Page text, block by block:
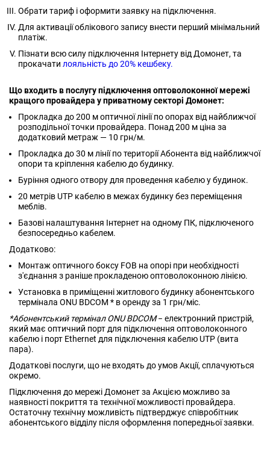
Обрати тариф і оформити заявку на підключення.
Для активації облікового запису внести перший мінімальний
платіж.
Пізнати всю силу підключення Інтернету від Домонет, та
прокачати лояльність до 20% кешбеку.
Що входить в послугу підключення оптоволоконної мережі
кращого провайдера у приватному секторі Домонет:
Прокладка до 200 м оптичної лінії по опорах від найближчої
розподільної точки провайдера. Понад 200 м ціна за
додатковий метраж — 10 грн/м.
Прокладка до 30 м лінії по території Абонента від найближчої
опори та кріплення кабелю до будинку.
Буріння одного отвору для проведення кабелю у будинок.
20 метрів UTP кабелю в межах будинку без переміщення
меблів.
Базові налаштування Інтернет на одному ПК, підключеного
безпосередньо кабелем.
Додатково:
Монтаж оптичного боксу FOB на опорі при необхідності
з'єднання з раніше прокладеною оптоволоконною лінією.
Установка в приміщенні житлового будинку абонентського
термінала ONU BDCOM * в оренду за 1 грн/міс.
*Абонентський термінал ONU BDCOM− електронний пристрій,
який має оптичний порт для підключення оптоволоконного
кабелю і порт Ethernet для підключення кабелю UTP (вита
пара).
Додаткові послуги, що не входять до умов Акції, сплачуються
окремо.
Підключення до мережі Домонет за Акцією можливо за
наявності покриття та технічної можливості провайдера.
Остаточну технічну можливість підтверджує співробітник
абонентського відділу після оформлення попередньої заявки.